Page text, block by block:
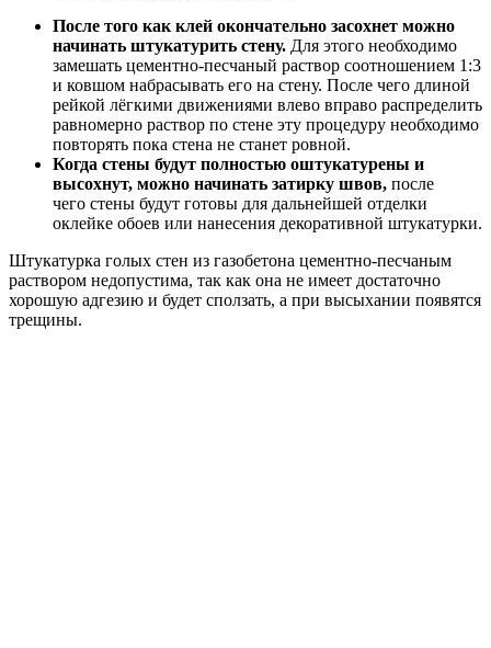
После того как клей окончательно засохнет можно
начинать штукатурить стену. Для этого необходимо
замешать цементно-песчаный раствор соотношением 1:3
и ковшом набрасывать его на стену. После чего длиной
рейкой лёгкими движениями влево вправо распределить
равномерно раствор по стене эту процедуру необходимо
повторять пока стена не станет ровной.
Когда стены будут полностью оштукатурены и
высохнут, можно начинать затирку швов, после
чего стены будут готовы для дальнейшей отделки
оклейке обоев или нанесения декоративной штукатурки.
Штукатурка голых стен из газобетона цементно-песчаным
раствором недопустима, так как она не имеет достаточно
хорошую адгезию и будет сползать, а при высыхании появятся
трещины.